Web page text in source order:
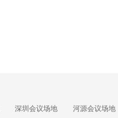
深圳会议场地 河源会议场地